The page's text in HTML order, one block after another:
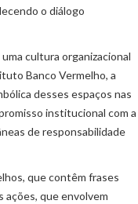
o diálogo
cultura organizacional
Banco Vermelho, a
desses espaços nas
institucional com a
de responsabilidade
que contêm frases
ações, que envolvem